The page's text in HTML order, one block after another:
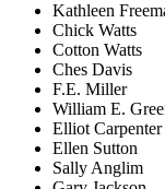
Kathleen
Chick Watts
Cotton Watts
Ches Davis
F.E. Miller
William E.
Elliot Carpenter
Ellen Sutton
Sally Anglim